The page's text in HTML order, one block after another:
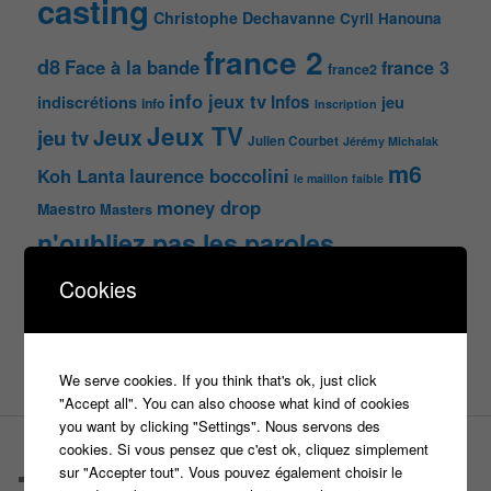
casting Christophe Dechavanne Cyril Hanouna
d8 Face à la bandefrance 2 france2 france 3
indiscrétions info info jeux tv Infos Inscription jeu
jeu tvJeuxJeux TV Julien Courbet Jérémy Michalak
Koh Lanta laurence boccolini le maillon faible m6
Maestro Masters money drop
n'oubliez pas les paroles
N'oubliez pas les paroles
Olivier Minne pékin express tf1
tournage tv W9
PAGES
Castings
Cookies
We serve cookies. If you think that's ok, just click
"Accept all". You can also choose what kind of cookies
you want by clicking "Settings". Nous servons des
cookies. Si vous pensez que c'est ok, cliquez simplement
sur "Accepter tout". Vous pouvez également choisir le